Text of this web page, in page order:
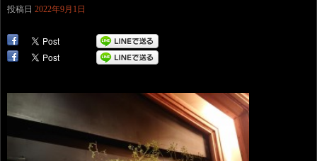
投稿日 2022年9月1日